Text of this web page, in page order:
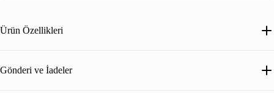
Ürün Özellikleri
Gönderi ve İadeler